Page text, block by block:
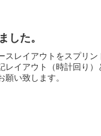
した。
スレイアウトをスプリン
レイアウト（時計回り）
い致します。